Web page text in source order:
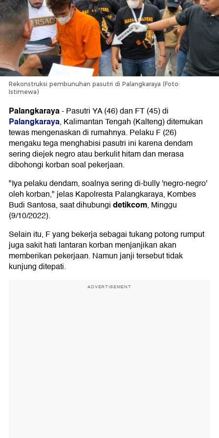
Rekonstruksi pembunuhan pasutri di Palangkaraya (Foto:
Istimewa)
Palangkaraya-Pasutri YA (46) dan FT (45) di
Palangkaraya, Kalimantan Tengah (Kalteng) ditemukan
tewas mengenaskan di rumahnya. Pelaku F (26)
mengaku tega menghabisi pasutri ini karena dendam
sering diejek negro atau berkulit hitam dan merasa
dibohongi korban soal pekerjaan.
"Iya pelaku dendam, soalnya sering di-bully 'negro-negro'
oleh korban," jelas Kapolresta Palangkaraya, Kombes
Budi Santosa, saat dihubungidetikcom, Minggu
(9/10/2022).
Selain itu, F yang bekerja sebagai tukang potong rumput
juga sakit hati lantaran korban menjanjikan akan
memberikan pekerjaan. Namun janji tersebut tidak
kunjung ditepati.
ADVERTISEMENT